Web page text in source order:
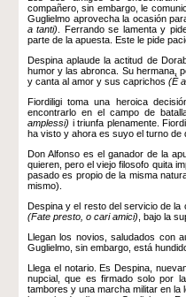
compañero, sin embargo, le
Guglielmo aprovecha la ocasión
a tanti)
. Ferrando se lamenta y
parte de la apuesta. Este le pide
Despina aplaude la actitud de
humor y las abronca. Su hermana,
y canta al amor y sus caprichos (È
Fiordiligi toma una heroica
encontrarlo en el campo de
amplessi) i triunfa plenamente.
ha visto y ahora es suyo el turno de
Don Alfonso es el ganador de la
quieren, pero el viejo filosofo quita
pasado es propio de la misma
mismo).
Despina y el resto del servicio de la
(Fate presto, o cari amici) , bajo la
Llegan los novios, saludados con
Guglielmo, sin embargo, está
Llega el notario. Es Despina,
nupcial, que es firmado solo por
tambores y una marcha militar en la